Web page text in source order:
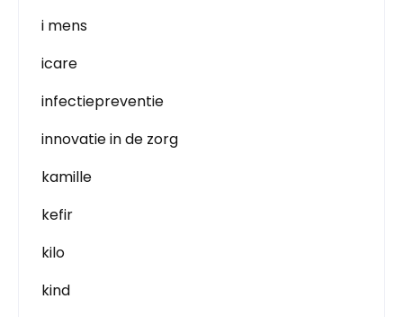
i mens
icare
infectiepreventie
innovatie in de zorg
kamille
kefir
kilo
kind